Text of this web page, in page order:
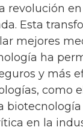
revolución
Esta
mejores
ha
y más
como
en la